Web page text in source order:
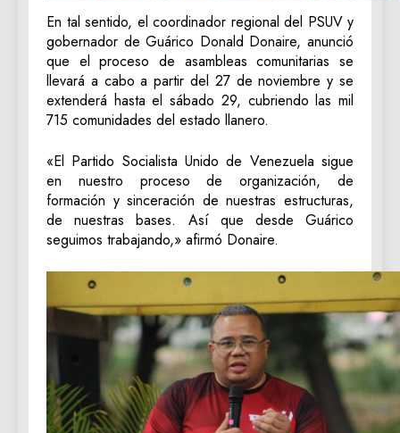
En tal sentido, el coordinador regional del PSUV y
gobernador de Guárico Donald Donaire, anunció
que el proceso de asambleas comunitarias se
llevará a cabo a partir del 27 de noviembre y se
extenderá hasta el sábado 29, cubriendo las mil
715 comunidades del estado llanero.
«El Partido Socialista Unido de Venezuela sigue
en nuestro proceso de organización, de
formación y sinceración de nuestras estructuras,
de nuestras bases. Así que desde Guárico
seguimos trabajando,» afirmó Donaire.